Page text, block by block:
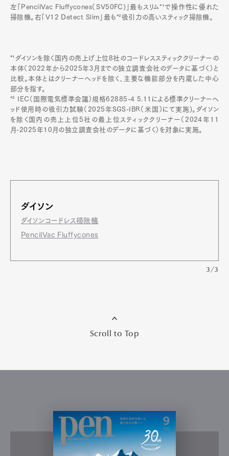
左「PencilVac Fluffycones（SV50FC)」最もスリム*¹で操作性に優れた
掃除機。右「V12 Detect Slim」最も*²吸引力の高いスティック掃除機。
*¹ダイソンを除く国内の売上げ上位8社のコードレススティッククリーナーの
本体（2022年から2025年3月までの独立調査会社のデータに基づく）と
比較。本体とはクリーナーヘッドを除く、主要な機能部分を内蔵した中心
部分を指す。
*² IEC（国際電気標準会議）規格62885-4 5.11による標準クリーナーヘ
ッド使用時の吸引力試験（2025年SGS-IBR（米国）にて実施)。ダイソン
を除く国内の売上上位5社の最上位スティッククリーナー（2024年11
月-2025年10月の独立調査会社のデータに基づく）を対象に実施。
ダイソン
ダイソンコードレス掃除機
PencilVac Fluffycones
3/3
Scroll to Top